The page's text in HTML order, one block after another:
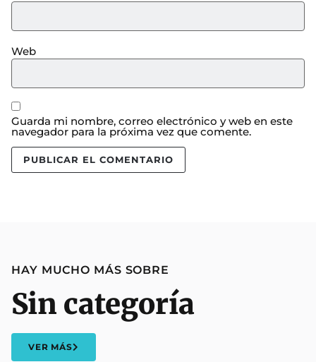
Web
Guarda mi nombre, correo electrónico y web en este
navegador para la próxima vez que comente.
HAY MUCHO MÁS SOBRE
Sin categoría
VER MÁS